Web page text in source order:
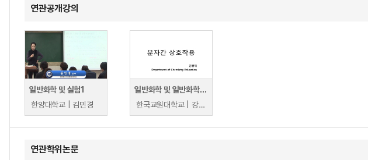
연관공개강의
일반화학 및 실험1
한양대학교 | 김민경
일반화학 및 일반화학 실험
한국교원대학교 | 강성주
연관학위논문